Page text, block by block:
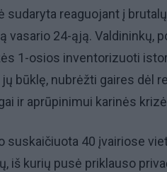
sudaryta reaguojant į
vasario 24-ąją. Valdininkų,
1-osios inventorizuoti
būklę, nubrėžti gaires dėl
ir aprūpinimui karinės
suskaičiuota 40 įvairiose
iš kurių pusė priklauso